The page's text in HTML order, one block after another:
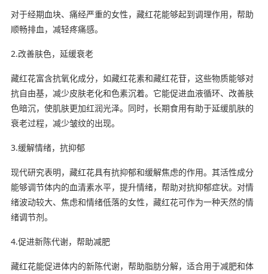
对于经期血块、痛经严重的女性，藏红花能够起到调理作用，帮助
顺畅排血，减轻疼痛感。
2.改善肤色，延缓衰老
藏红花富含抗氧化成分，如藏红花素和藏红花苷，这些物质能够对
抗自由基，减少皮肤老化和色素沉着。它能促进血液循环、改善肤
色暗沉，使肌肤更加红润光泽。同时，长期食用有助于延缓肌肤的
衰老过程，减少皱纹的出现。
3.缓解情绪，抗抑郁
现代研究表明，藏红花具有抗抑郁和缓解焦虑的作用。其活性成分
能够调节体内的血清素水平，提升情绪，帮助对抗抑郁症状。对情
绪波动较大、焦虑和情绪低落的女性，藏红花可作为一种天然的情
绪调节剂。
4.促进新陈代谢，帮助减肥
藏红花能促进体内的新陈代谢，帮助脂肪分解，适合用于减肥和体